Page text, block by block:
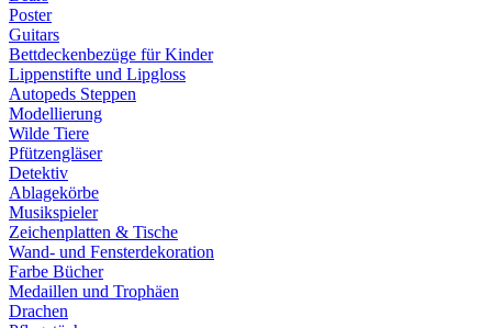
Poster
Guitars
Bettdeckenbezüge für Kinder
Lippenstifte und Lipgloss
Autopeds Steppen
Modellierung
Wilde Tiere
Pfützengläser
Detektiv
Ablagekörbe
Musikspieler
Zeichenplatten & Tische
Wand- und Fensterdekoration
Farbe Bücher
Medaillen und Trophäen
Drachen